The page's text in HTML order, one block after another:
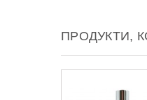
ПРОДУКТИ,